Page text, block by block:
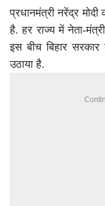
प्रधानमंत्रीनरेंद्र मोदी
है. हर राज्य में नेता-
इस बीच बिहार
उठाया है.